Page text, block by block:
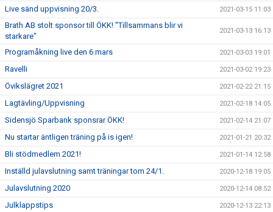
Live sänd uppvisning 20/3. 2021-03-15 11:03
Brath AB stolt sponsor till ÖKK! "Tillsammans blir vi
starkare"
2021-03-13 16:13
Programåkning live den 6 mars 2021-03-03 19:01
Ravelli 2021-03-02 19:23
Övikslägret 2021 2021-02-22 21:15
Lagtävling/Uppvisning 2021-02-18 14:05
Sidensjö Sparbank sponsrar ÖKK! 2021-02-14 21:07
Nu startar äntligen träning på is igen! 2021-01-21 20:32
Bli stödmedlem 2021! 2021-01-14 12:58
Inställd julavslutning samt träningar tom 24/1. 2020-12-18 19:05
Julavslutning 2020 2020-12-14 08:52
Julklappstips 2020-12-13 22:13